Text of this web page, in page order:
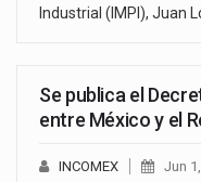
Industrial (IMPI), Juan
Se publica el
entre México y el
INCOMEX Jun